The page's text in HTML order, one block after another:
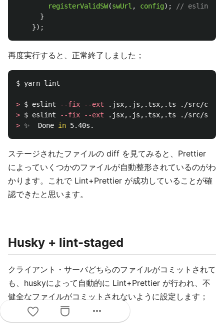
registerValidSW(swUrl , config);
// eslint-
}
});
再度実行すると、正常終了しました；
$ yarn lint
> $ eslint --fix
--ext
> $ eslint --fix
--ext
> ✨  Done in
ステージされたファイルの diff を見てみると、Prettier
によっていくつかのファイルが自動整形されているのがわ
かります。これで Lint+Prettier が成功していることが確
認できたと思います。
Husky + lint-staged
クライアント・サーバどちらのファイルがコミットされて
も、huskyによって自動的に Lint+Prettier が行われ、不
健全なファイルがコミットされないように設定します；
more_horiz